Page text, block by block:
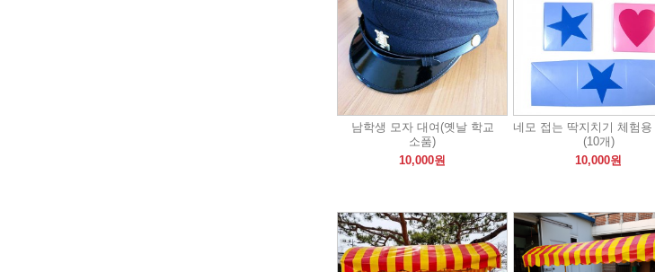
남학생 모자 대여(옛날 학교
소품)
10,000원
네모 접는 딱지치기 체험용
(10개)
10,000원